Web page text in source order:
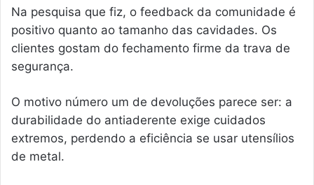
Na pesquisa que fiz, o feedback da comunidade é
positivo quanto ao tamanho das cavidades. Os
clientes gostam do fechamento firme da trava de
segurança.
O motivo número um de devoluções parece ser: a
durabilidade do antiaderente exige cuidados
extremos, perdendo a eficiência se usar utensílios
de metal.